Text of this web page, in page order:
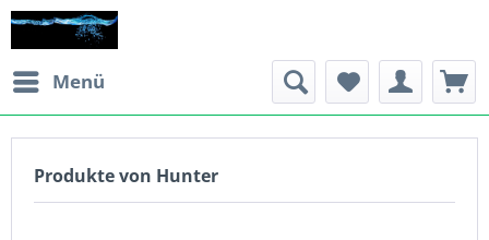
Menü
Produkte von Hunter